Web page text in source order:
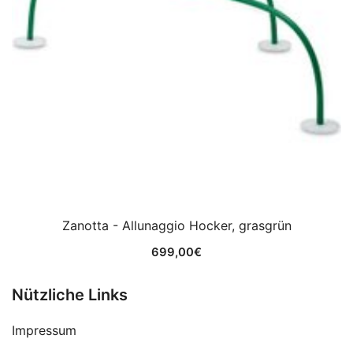
Zanotta - Allunaggio Hocker, grasgrün
699,00€
Nützliche Links
Impressum